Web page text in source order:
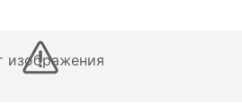
изображения